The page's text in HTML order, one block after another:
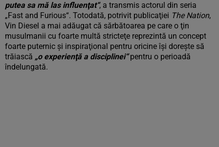
putea sa mă las influenţat“, a transmis actorul din seria
„Fast and Furious“. Totodată, potrivit publicaţiei The Nation,
Vin Diesel a mai adăugat că sărbătoarea pe care o ţin
musulmanii cu foarte multă stricteţe reprezintă un concept
foarte puternic şi inspiraţional pentru oricine îşi doreşte să
trăiască „o experienţă a disciplinei“pentru o perioadă
îndelungată.